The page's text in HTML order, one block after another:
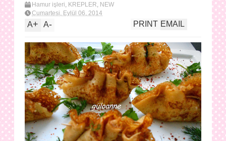
Hamur işleri, KREPLER, NEW
Cumartesi, Eylül 06, 2014
A+ A- EMAIL
PRINT